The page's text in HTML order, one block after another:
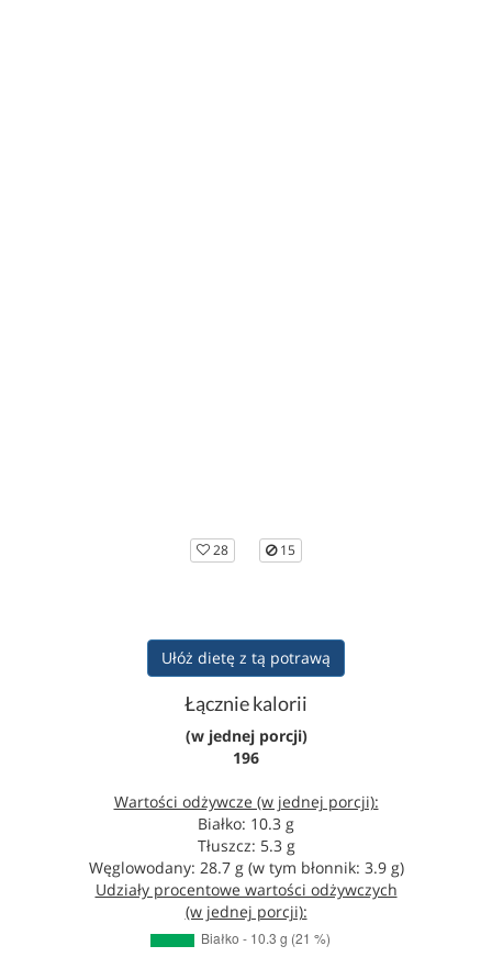
28 15
Ułóż dietę z tą potrawą
Łącznie kalorii
(w jednej porcji)
196
Wartości odżywcze (w jednej porcji):
Białko: 10.3 g
Tłuszcz: 5.3 g
Węglowodany: 28.7 g (w tym błonnik: 3.9 g)
Udziały procentowe wartości odżywczych
(w jednej porcji):